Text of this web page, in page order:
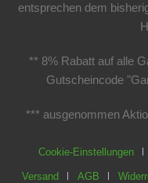
entsprechen dem
** 8% Rabatt auf alle
Gutscheincode
*** ausgenommen
Cookie-Einstellungen
Versand AGB